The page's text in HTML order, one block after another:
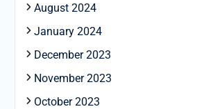
August 2024
January 2024
December 2023
November 2023
October 2023